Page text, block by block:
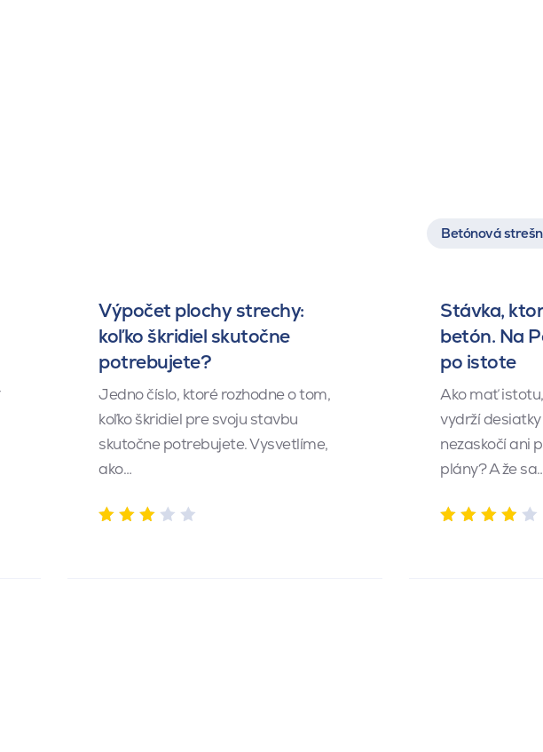
Výpočet plochy strechy:
koľko škridiel skutočne
potrebujete?
Jedno číslo, ktoré rozhodne o tom,
koľko škridiel pre svoju stavbu
skutočne potrebujete. Vysvetlíme,
ako…
Betónová
Stávka,
betón. Na
po istote
Ako mať
vydrží
nezaskočí ani
plány? A že